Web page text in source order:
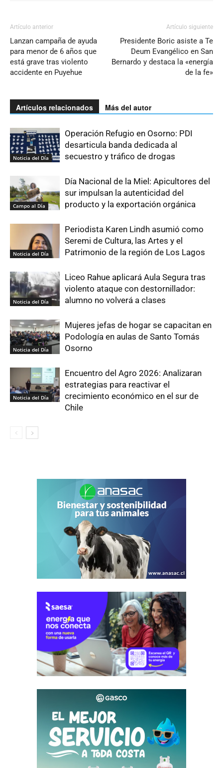
Artículo anterior
Lanzan campaña de ayuda
para menor de 6 años que
está grave tras violento
accidente en Puyehue
Artículo siguiente
Presidente Boric asiste a Te
Deum Evangélico en San
Bernardo y destaca la «energía
de la fe»
Artículos relacionados Más del autor
Noticia del Día
Operación Refugio en Osorno: PDI
desarticula banda dedicada al
secuestro y tráfico de drogas
Campo al Día
Día Nacional de la Miel: Apicultores del
sur impulsan la autenticidad del
producto y la exportación orgánica
Noticia del Día
Periodista Karen Lindh asumió como
Seremi de Cultura, las Artes y el
Patrimonio de la región de Los Lagos
Noticia del Día
Liceo Rahue aplicará Aula Segura tras
violento ataque con destornillador:
alumno no volverá a clases
Noticia del Día
Mujeres jefas de hogar se capacitan en
Podología en aulas de Santo Tomás
Osorno
Noticia del Día
Encuentro del Agro 2026: Analizaran
estrategias para reactivar el
crecimiento económico en el sur de
Chile